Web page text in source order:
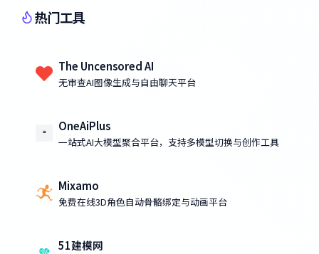
热门工具
The Uncensored AI
无审查AI图像生成与自由聊天平台
OneAiPlus
一站式AI大模型聚合平台，支持多模型切换与创作工具
Mixamo
免费在线3D角色自动骨骼绑定与动画平台
51建模网